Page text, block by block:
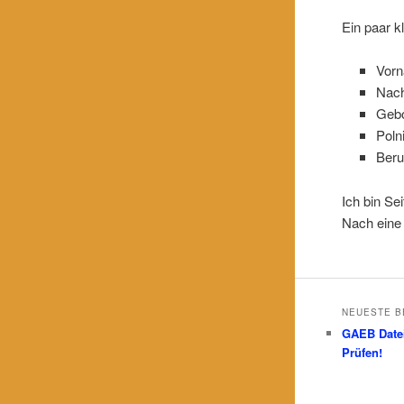
Ein paar
Ich bin
Nach
NEUESTE
GAEB
Prüfen!